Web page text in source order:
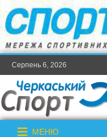
Серпень 6, 2026
МЕНЮ